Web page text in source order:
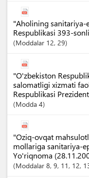
"Aholining
Respublikasi 393-
Moddalar 12, 29
"O'zbekiston
salomatligi xizmati
Respublikasi
Modda 4
"Oziq-ovqat
mollariga sanitariya-
Yo'riqnoma
Moddalar 8, 9, 11 , 12,